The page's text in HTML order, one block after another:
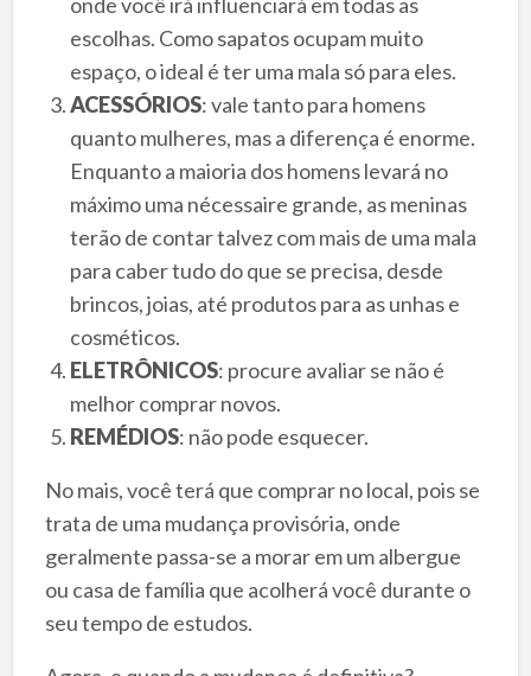
escolhas. Como sapatos ocupam muito
espaço, o ideal é ter uma mala só para eles.
ACESSÓRIOS: vale tanto para homens
quanto mulheres, mas a diferença é enorme.
Enquanto a maioria dos homens levará no
máximo uma nécessaire grande, as meninas
terão de contar talvez com mais de uma mala
para caber tudo do que se precisa, desde
brincos, joias, até produtos para as unhas e
cosméticos.
ELETRÔNICOS: procure avaliar se não é
melhor comprar novos.
REMÉDIOS: não pode esquecer.
No mais, você terá que comprar no local, pois se
trata de uma mudança provisória, onde
geralmente passa-se a morar em um albergue
ou casa de família que acolherá você durante o
seu tempo de estudos.